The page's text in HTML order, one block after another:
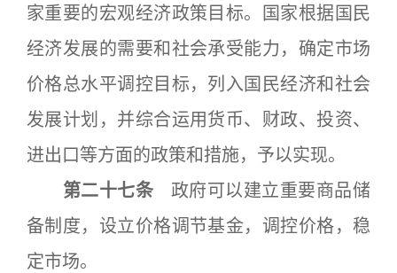
家重要的宏观经济政策目标。国家根据国民
经济发展的需要和社会承受能力，确定市场
价格总水平调控目标，列入国民经济和社会
发展计划，并综合运用货币、财政、投资、
进出口等方面的政策和措施，予以实现。
第二十七条 政府可以建立重要商品储
备制度，设立价格调节基金，调控价格，稳
定市场。